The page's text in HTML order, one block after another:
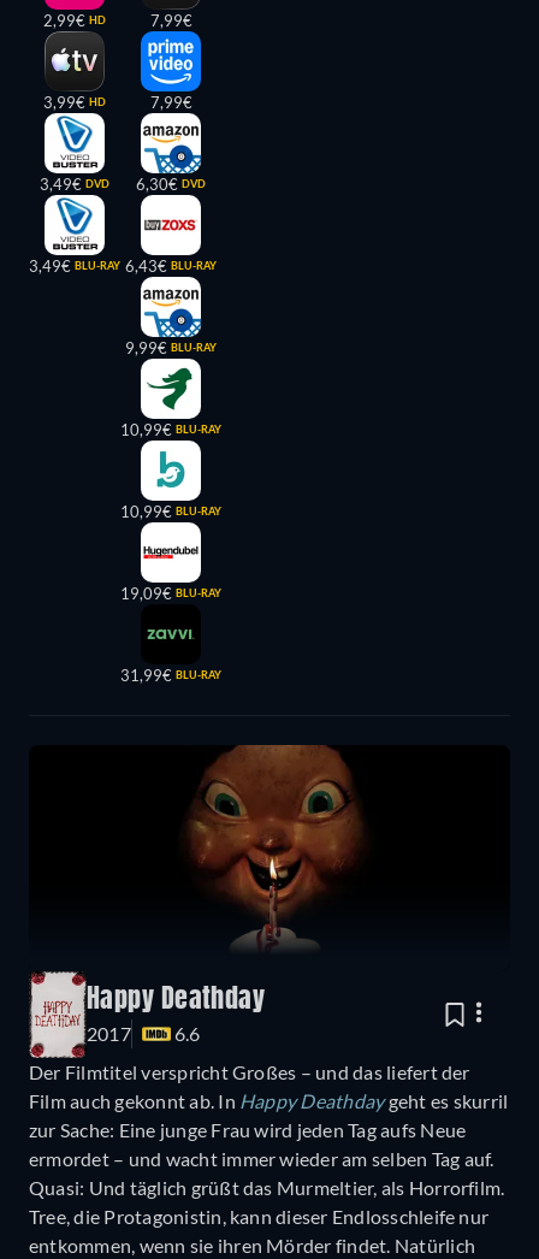
2,99€ HD
3,99€ HD
3,49€ DVD
3,49€ BLU-RAY
7,99€
7,99€
6,30€ DVD
6,43€ BLU-RAY
9,99€ BLU-RAY
10,99€ BLU-RAY
10,99€ BLU-RAY
19,09€ BLU-RAY
31,99€ BLU-RAY
Happy Deathday
2017
6.6
Der Filmtitel verspricht Großes – und das liefert der
Film auch gekonnt ab. In Happy Deathdaygeht es skurril
zur Sache: Eine junge Frau wird jeden Tag aufs Neue
ermordet – und wacht immer wieder am selben Tag auf.
Quasi: Und täglich grüßt das Murmeltier, als Horrorfilm.
Tree, die Protagonistin, kann dieser Endlosschleife nur
entkommen, wenn sie ihren Mörder findet. Natürlich